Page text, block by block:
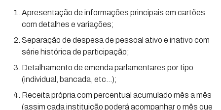
Apresentação de informações principais em cartões
com detalhes e variações;
Separação de despesa de pessoal ativo e inativo com
série histórica de participação;
Detalhamento de emenda parlamentares por tipo
(individual, bancada, etc…);
Receita própria com percentual acumulado mês a mês
(assim cada instituição poderá acompanhar o mês que